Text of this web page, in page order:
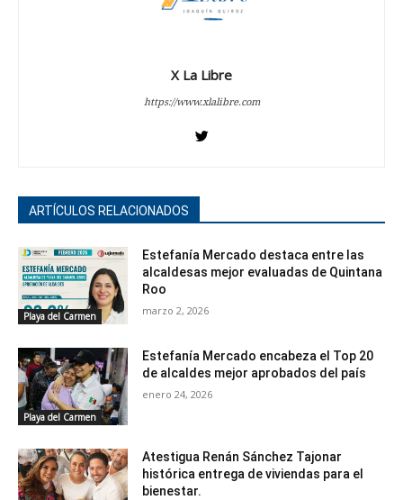
X La Libre
https://www.xlalibre.com
ARTÍCULOS RELACIONADOS
Playa del Carmen
Estefanía Mercado destaca entre las
alcaldesas mejor evaluadas de Quintana
Roo
marzo 2, 2026
Playa del Carmen
Estefanía Mercado encabeza el Top 20
de alcaldes mejor aprobados del país
enero 24, 2026
Atestigua Renán Sánchez Tajonar
histórica entrega de viviendas para el
bienestar.